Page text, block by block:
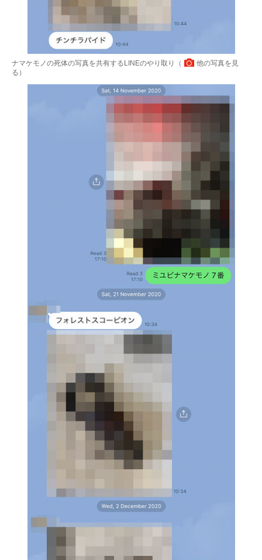
ナマケモノの死体の写真を共有するLINEのやり取り（
他の写真を見
る ）